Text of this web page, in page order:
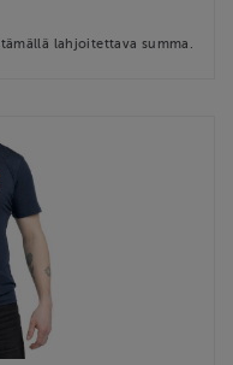
lahjoitettava summa.